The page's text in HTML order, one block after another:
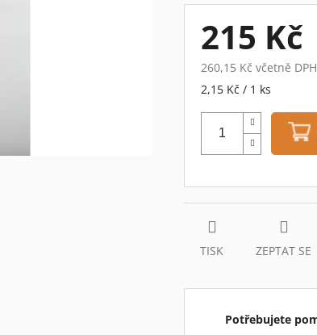
215 Kč
260,15 Kč včetně DPH
Měrná
2,15 Kč / 1 ks
TISK ZEPTAT SE
Potřebujete